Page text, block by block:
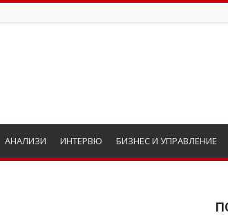
АНАЛИЗИ ИНТЕРВЮ БИЗНЕС И УПРАВЛЕНИЕ